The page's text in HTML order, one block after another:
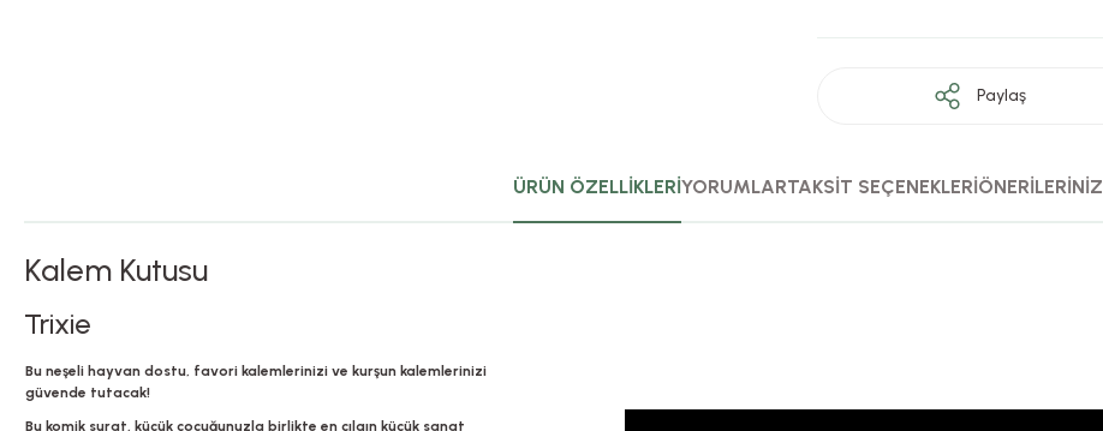
Paylaş
ÜRÜN ÖZELLİKLERİYORUMLARTAKSİT SEÇENEKLERİÖNERİLERİNİZ
Kalem Kutusu
Trixie
Bu neşeli hayvan dostu, favori kalemlerinizi ve kurşun kalemlerinizi
güvende tutacak!
Bu komik surat, küçük çocuğunuzla birlikte en çılgın küçük sanat